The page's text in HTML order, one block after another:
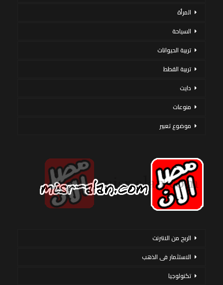
المرأة
السياحة
تربية الحيوانات
تربية القطط
دايت
منوعات
موضوع تعبير
الربح من الانترنت
الاستثمار فى الذهب
تكنولوجيا